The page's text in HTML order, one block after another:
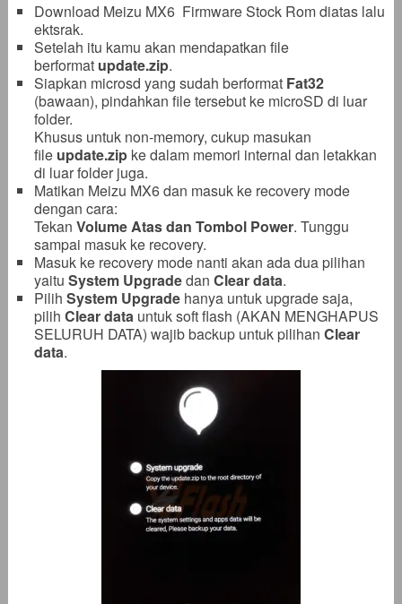
Download Meizu MX6 Firmware Stock Rom diatas lalu
ektsrak.
Setelah itu kamu akan mendapatkan file
berformat update.zip.
Siapkan microsd yang sudah berformat Fat32
(bawaan), pindahkan file tersebut ke microSD di luar
folder.
Khusus untuk non-memory, cukup masukan
file update.zipke dalam memori internal dan letakkan
di luar folder juga.
Matikan Meizu MX6 dan masuk ke recovery mode
dengan cara:
Tekan Volume Atas dan Tombol Power. Tunggu
sampai masuk ke recovery.
Masuk ke recovery mode nanti akan ada dua pilihan
yaitu System Upgradedan Clear data.
Pilih System Upgradehanya untuk upgrade saja,
pilih Clear datauntuk soft flash (AKAN MENGHAPUS
SELURUH DATA) wajib backup untuk pilihan Clear
data.